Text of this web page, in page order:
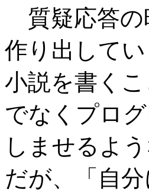
質疑応答の
作り出して
小説を書く
でなくプロ
しませるよ
だが、「自